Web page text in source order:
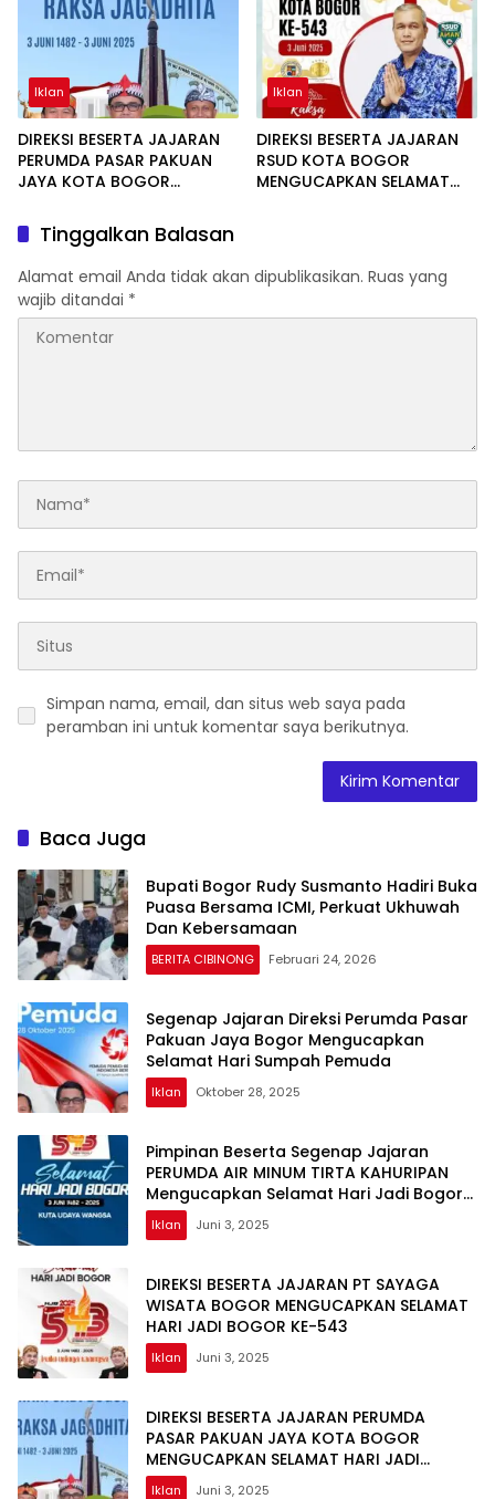
Iklan
DIREKSI BESERTA JAJARAN
PERUMDA PASAR PAKUAN
JAYA KOTA BOGOR
HARI JADI BOGOR KE-543
Iklan
DIREKSI BESERTA JAJARAN
RSUD KOTA BOGOR
MENGUCAPKAN SELAMAT
Tinggalkan Balasan
Alamat email Anda tidak akan dipublikasikan. Ruas yang
wajib ditandai *
Simpan nama, email, dan situs web saya pada
peramban ini untuk komentar saya berikutnya.
Baca Juga
Bupati Bogor Rudy Susmanto Hadiri Buka
Puasa Bersama ICMI, Perkuat Ukhuwah
Dan Kebersamaan
BERITA CIBINONG Februari 24, 2026
Segenap Jajaran Direksi Perumda Pasar
Pakuan Jaya Bogor Mengucapkan
Selamat Hari Sumpah Pemuda
Iklan Oktober 28, 2025
Pimpinan Beserta Segenap Jajaran
PERUMDA AIR MINUM TIRTA KAHURIPAN
Mengucapkan Selamat Hari Jadi Bogor
Ke-543
Iklan Juni 3, 2025
DIREKSI BESERTA JAJARAN PT SAYAGA
WISATA BOGOR MENGUCAPKAN SELAMAT
HARI JADI BOGOR KE-543
Iklan Juni 3, 2025
DIREKSI BESERTA JAJARAN PERUMDA
PASAR PAKUAN JAYA KOTA BOGOR
MENGUCAPKAN SELAMAT HARI JADI
BOGOR KE-543
Iklan Juni 3, 2025